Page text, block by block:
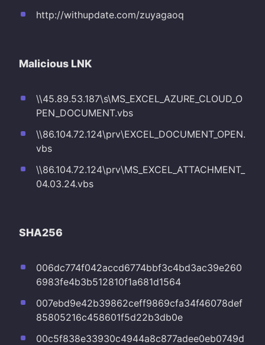
http://withupdate.com/zuyagaoq
Malicious LNK
\\45.89.53.187\s\MS_EXCEL_AZURE_CLOUD_O
PEN_DOCUMENT.vbs
\\86.104.72.124\prv\EXCEL_DOCUMENT_OPEN.
vbs
\\86.104.72.124\prv\MS_EXCEL_ATTACHMENT_
04.03.24.vbs
SHA256
006dc774f042accd6774bbf3c4bd3ac39e260
6983fe4b3b512810f1a681d1564
007ebd9e42b39862ceff9869cfa34f46078def
85805216c458601f5d22b3db0e
00c5f838e33930c4944a8c877adee0eb0749d